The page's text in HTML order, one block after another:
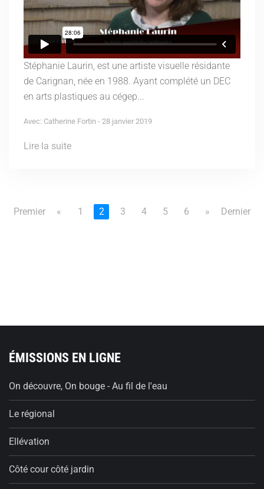
Stéphanie Laurin, est une artiste visuelle résidante
de Carignan, née en 1988. Ayant complété un DEC
en arts plastiques au cégep...
Avec: Catherine Fortin - 28 janvier 2019
Lire la suite
Premier « 1 2 3 4 5 6 » Dernier
ÉMISSIONS EN LIGNE
On découvre, On bouge - Au fil de l'eau
Le régional
Ellévation
Côté cour côté jardin